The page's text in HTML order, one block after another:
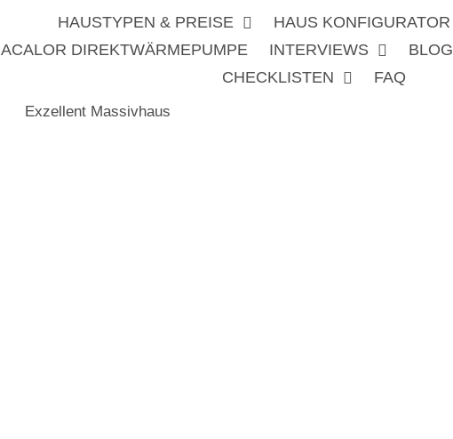
HAUSTYPEN & PREISE HAUS KONFIGURATOR
ACALOR DIREKTWÄRMEPUMPE
INTERVIEWS BLOG
CHECKLISTEN
FAQ